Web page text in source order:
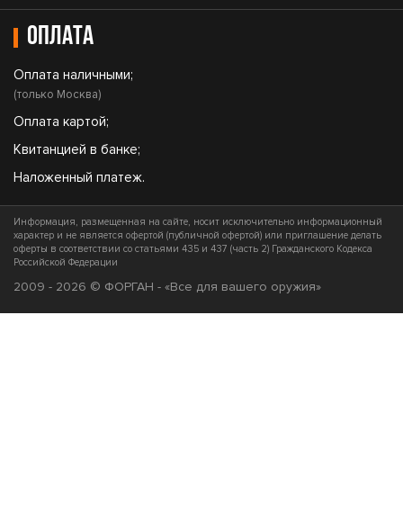
Оплата
Оплата наличными;
(только Москва)
Оплата картой;
Квитанцией в банке;
Наложенный платеж.
Информация, размещенная на сайте, носит исключительно информационный
характер и не является офертой (публичной офертой) или приглашение делать
оферты в соответствии со статьями 435 и 437 (часть 2) Гражданского Кодекса
Российской Федерации
2009 - 2026 © ФОРГАН - «Все для вашего оружия»